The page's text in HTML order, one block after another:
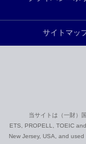
サイトマッ
当サイトは（一財）
ETS, PROPELL, TOEIC
New Jersey, USA, and